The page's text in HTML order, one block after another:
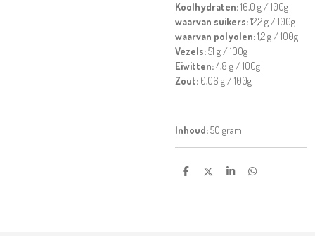
Koolhydraten:16,0 g / 100g
waarvan suikers:12,2 g / 100g
waarvan polyolen:1,2 g / 100g
Vezels:51 g / 100g
Eiwitten:4,8 g / 100g
Zout: 0,06 g / 100g
Inhoud:50 gram
D
D
S
D